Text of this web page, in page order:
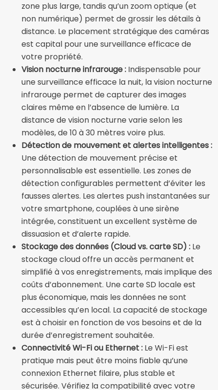
zone plus large, tandis qu’un zoom optique (et
non numérique) permet de grossir les détails à
distance. Le placement stratégique des caméras
est capital pour une surveillance efficace de
votre propriété.
Vision nocturne infrarouge : Indispensable pour
une surveillance efficace la nuit, la vision nocturne
infrarouge permet de capturer des images
claires même en l’absence de lumière. La
distance de vision nocturne varie selon les
modèles, de 10 à 30 mètres voire plus.
Détection de mouvement et alertes intelligentes :
Une détection de mouvement précise et
personnalisable est essentielle. Les zones de
détection configurables permettent d’éviter les
fausses alertes. Les alertes push instantanées sur
votre smartphone, couplées à une sirène
intégrée, constituent un excellent système de
dissuasion et d’alerte rapide.
Stockage des données (Cloud vs. carte SD) : Le
stockage cloud offre un accès permanent et
simplifié à vos enregistrements, mais implique des
coûts d’abonnement. Une carte SD locale est
plus économique, mais les données ne sont
accessibles qu’en local. La capacité de stockage
est à choisir en fonction de vos besoins et de la
durée d’enregistrement souhaitée.
Connectivité Wi-Fi ou Ethernet : Le Wi-Fi est
pratique mais peut être moins fiable qu’une
connexion Ethernet filaire, plus stable et
sécurisée. Vérifiez la compatibilité avec votre